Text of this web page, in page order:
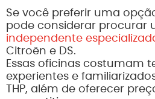
Se você preferir uma
pode considerar procurar
independente
Citroën e DS.
Essas oficinas costumam
experientes e
THP, além de oferecer